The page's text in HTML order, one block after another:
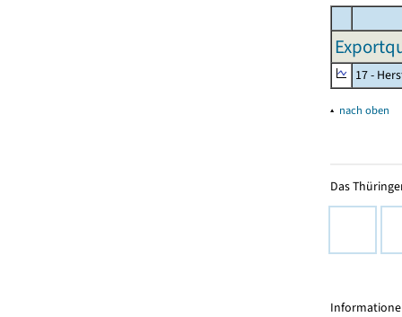
17 -
▴ nach oben
Das